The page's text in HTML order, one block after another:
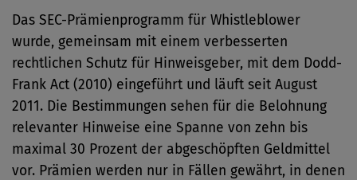
Das SEC-Prämienprogramm für Whistleblower
wurde, gemeinsam mit einem verbesserten
rechtlichen Schutz für Hinweisgeber, mit dem Dodd-
Frank Act (2010) eingeführt und läuft seit August
2011. Die Bestimmungen sehen für die Belohnung
relevanter Hinweise eine Spanne von zehn bis
maximal 30 Prozent der abgeschöpften Geldmittel
vor. Prämien werden nur in Fällen gewährt, in denen